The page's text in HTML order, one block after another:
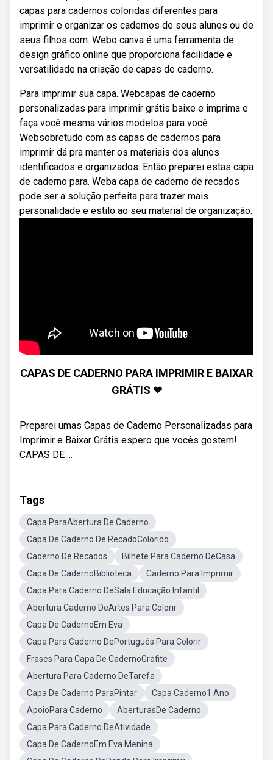
capas para cadernos coloridas diferentes para
imprimir e organizar os cadernos de seus alunos ou de
seus filhos com. Webo canva é uma ferramenta de
design gráfico online que proporciona facilidade e
versatilidade na criação de capas de caderno.
Para imprimir sua capa. Webcapas de caderno
personalizadas para imprimir grátis baixe e imprima e
faça você mesma vários modelos para você.
Websobretudo com as capas de cadernos para
imprimir dá pra manter os materiais dos alunos
identificados e organizados. Então preparei estas capa
de caderno para. Weba capa de caderno de recados
pode ser a solução perfeita para trazer mais
personalidade e estilo ao seu material de organização.
CAPAS DE CADERNO PARA IMPRIMIR E BAIXAR
GRÁTIS ❤
Preparei umas Capas de Caderno Personalizadas para
Imprimir e Baixar Grátis espero que vocês gostem!
CAPAS DE ...
Tags
Capa ParaAbertura De Caderno
Capa De Caderno De RecadoColorido
Caderno De Recados
Bilhete Para Caderno DeCasa
Capa De CadernoBiblioteca
Caderno Para Imprimir
Capa Para Caderno DeSala Educação Infantil
Abertura Caderno DeArtes Para Colorir
Capa De CadernoEm Eva
Capa Para Caderno DePortuguês Para Colorir
Frases Para Capa De CadernoGrafite
Abertura Para Caderno DeTarefa
Capa De Caderno ParaPintar
Capa Caderno1 Ano
ApoioPara Caderno
AberturasDe Caderno
Capa Para Caderno DeAtividade
Capa De CadernoEm Eva Menina